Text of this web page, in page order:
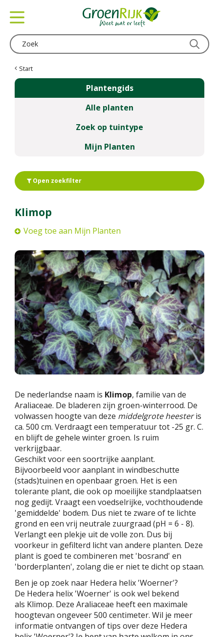
Start
Plantengids
Alle planten
Zoek op tuintype
Mijn Planten
Open zoekfilter
Klimop
Voeg toe aan Mijn Planten
De nederlandse naam is Klimop, familie van de
Araliaceae. De bladeren zijn groen-winterrood. De
volwassen hoogte van deze middelgrote heesteris
ca. 500 cm. Verdraagt een temperatuur tot -25 gr. C.
en blijft de gehele winter groen. Is ruim
verkrijgbaar.
Geschikt voor een soortrijke aanplant.
Bijvoorbeeld voor aanplant in windbeschutte
(stads)tuinen en openbaar groen. Het is een
tolerante plant, die ook op moeilijke standplaatsen
nog gedijt. Vraagt een voedselrijke, vochthoudende
'gemiddelde' bodem. Dus niet te zware of te lichte
grond en een vrij neutrale zuurgraad (pH = 6 - 8).
Verlangt een plekje uit de volle zon. Dus bij
voorkeur in gefilterd licht van andere planten. Deze
plant is goed te combineren met 'bosrand' en
'borderplanten', zolang die er niet te dicht op staan.
Ben je op zoek naar Hedera helix 'Woerner'?
De Hedera helix 'Woerner' is ook wel bekend
als Klimop. Deze Araliaceae heeft een maximale
hoogtevan ongeveer 500 centimeter. Wil je meer
informatie ontvangen of tips over deze Hedera